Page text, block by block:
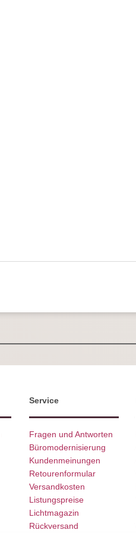
Service
Fragen und Antworten
Büromodernisierung
Kundenmeinungen
Retourenformular
Versandkosten
Listungspreise
Lichtmagazin
Rückversand